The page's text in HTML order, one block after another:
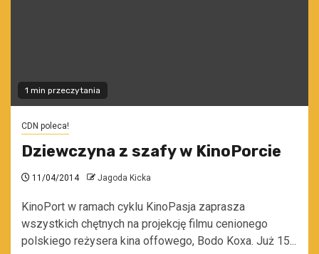
1 min przeczytania
CDN poleca!
Dziewczyna z szafy w KinoPorcie
11/04/2014 Jagoda Kicka
KinoPort w ramach cyklu KinoPasja zaprasza
wszystkich chętnych na projekcję filmu cenionego
polskiego reżysera kina offowego, Bodo Koxa. Już 15...